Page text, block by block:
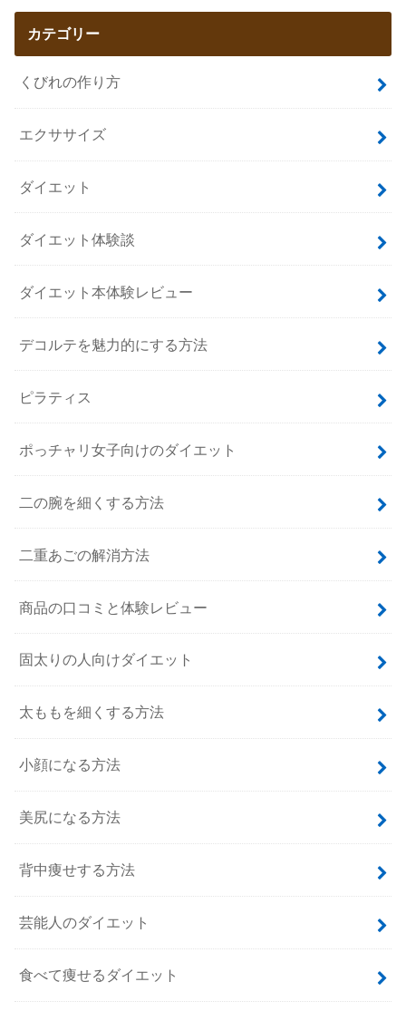
カテゴリー
くびれの作り方
エクササイズ
ダイエット
ダイエット体験談
ダイエット本体験レビュー
デコルテを魅力的にする方法
ピラティス
ポっチャリ女子向けのダイエット
二の腕を細くする方法
二重あごの解消方法
商品の口コミと体験レビュー
固太りの人向けダイエット
太ももを細くする方法
小顔になる方法
美尻になる方法
背中痩せする方法
芸能人のダイエット
食べて痩せるダイエット